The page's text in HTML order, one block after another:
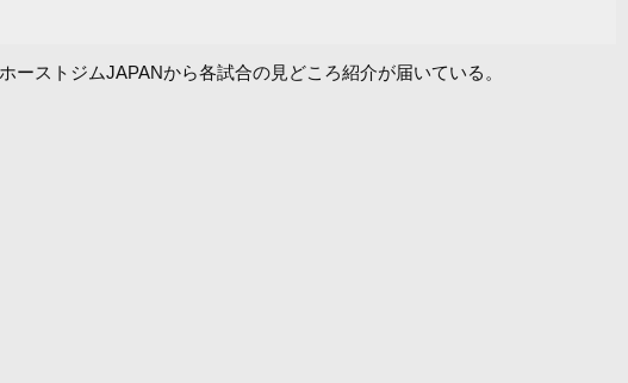
ストジムJAPANから各試合の見どころ紹介が届いている。